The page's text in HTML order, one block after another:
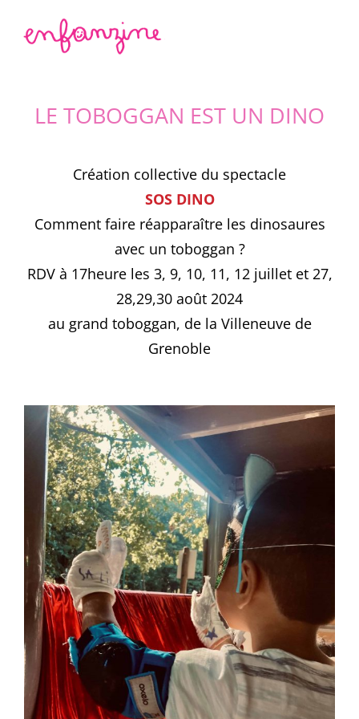
LE TOBOGGAN EST UN DINO
Création collective du spectacle
SOS DINO
Comment faire réapparaître les dinosaures
avec un toboggan ?
RDV à 17heure les 3, 9, 10, 11, 12 juillet et 27,
28,29,30 août 2024
au grand toboggan, de la Villeneuve de
Grenoble